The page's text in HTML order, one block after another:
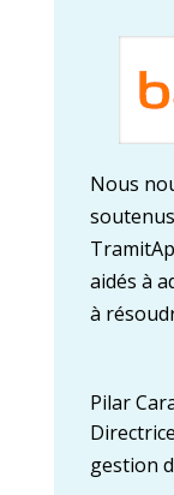
Nous
aidés à
à
Pilar
gestion